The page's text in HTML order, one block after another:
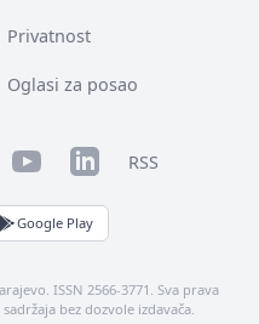
Privatnost
Oglasi za posao
YouTubeLinkedInRSS
Google Play
ISSN 2566-3771. Sva prava
bez dozvole izdavača.